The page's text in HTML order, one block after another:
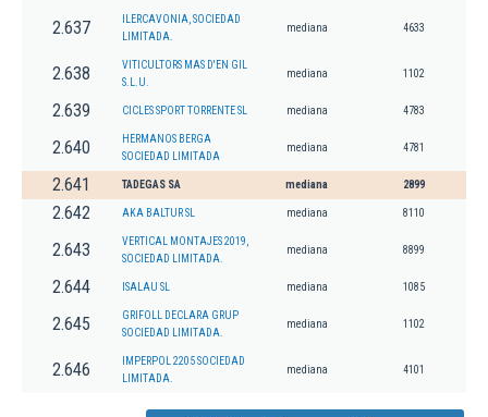
2.637
ILERCAVONIA, SOCIEDAD
LIMITADA.
mediana 4633
2.638
VITICULTORS MAS D'EN GIL
S.L.U.
mediana 1102
2.639 CICLES SPORT TORRENTE SL mediana 4783
2.640
HERMANOS BERGA
SOCIEDAD LIMITADA
mediana 4781
2.641 TADEGAS SA mediana 2899
2.642 AKA BALTUR SL mediana 8110
2.643
VERTICAL MONTAJES 2019,
SOCIEDAD LIMITADA.
mediana 8899
2.644 ISALAU SL mediana 1085
2.645
GRIFOLL DECLARA GRUP
SOCIEDAD LIMITADA.
mediana 1102
2.646
IMPERPOL 2205 SOCIEDAD
LIMITADA.
mediana 4101